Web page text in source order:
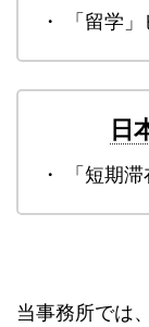
・ 「留学
日
・ 「短期
当事務所では